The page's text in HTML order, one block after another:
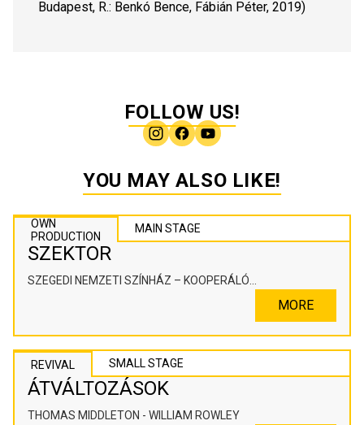
Budapest, R.: Benkó Bence, Fábián Péter, 2019)
FOLLOW US!
YOU MAY ALSO LIKE!
OWN
PRODUCTION
MAIN STAGE
SZEKTOR
SZEGEDI NEMZETI SZÍNHÁZ – KOOPERÁLÓ
MORE
REVIVAL SMALL STAGE
ÁTVÁLTOZÁSOK
THOMAS MIDDLETON - WILLIAM ROWLEY